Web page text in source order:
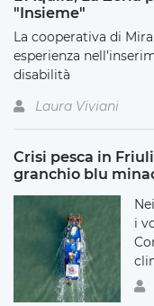
"Insieme"
La cooperativa di
esperienza
disabilità
Laura Viviani
Crisi pesca in
granchio blu
i